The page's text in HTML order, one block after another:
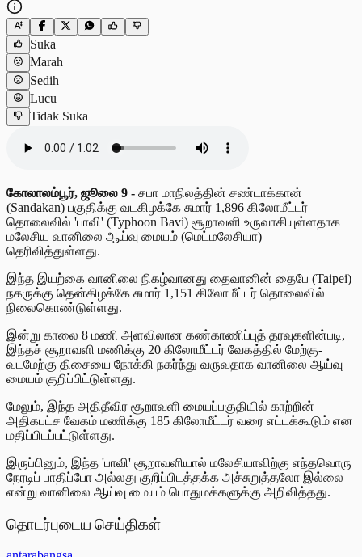
Suka
Marah
Sedih
Lucu
Tidak Suka
கோலாலம்பூர், ஜூலை 9 - சபா மாநிலத்தின் சண்டாக்கான்
(Sandakan) பகுதிக்கு வடகிழக்கே சுமார் 1,896 கிலோமீட்டர்
தொலைவில் 'பாவி' (Typhoon Bavi) சூறாவளி உருவாகியுள்ளதாக
மலேசிய வானிலை ஆய்வு மையம் (மெட்மலேசியா)
தெரிவித்துள்ளது.
இந்த இயற்கை வானிலை நிகழ்வானது தைவானின் தைபே (Taipei)
நகருக்கு தென்கிழக்கே சுமார் 1,151 கிலோமீட்டர் தொலைவில்
நிலைகொண்டுள்ளது.
இன்று காலை 8 மணி அளவிலான கண்காணிப்புத் தரவுகளின்படி,
இந்தச் சூறாவளி மணிக்கு 20 கிலோமீட்டர் வேகத்தில் மேற்கு-
வடமேற்கு திசையை நோக்கி நகர்ந்து வருவதாக வானிலை ஆய்வு
மையம் குறிப்பிட்டுள்ளது.
மேலும், இந்த அதிதீவிர சூறாவளி மையப்பகுதியில் காற்றின்
அதிகபட்ச வேகம் மணிக்கு 185 கிலோமீட்டர் வரை எட்டக்கூடும் என
மதிப்பிடப்பட்டுள்ளது.
இருப்பினும், இந்த 'பாவி' சூறாவளியால் மலேசியாவிற்கு எந்தவொரு
நேரடிப் பாதிப்போ அல்லது குறிப்பிடத்தக்க அச்சுறுத்தலோ இல்லை
என்று வானிலை ஆய்வு மையம் பொதுமக்களுக்கு அறிவித்தது.
தொடர்புடைய செய்திகள்